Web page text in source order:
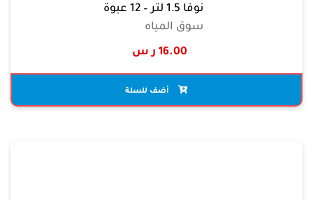
نوفا 1.5 لتر – 12 عبوة
سوق المياه
16.00 ر س
أضف للسلة